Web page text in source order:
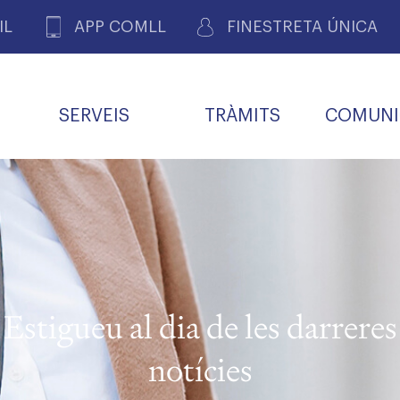
APP COMLL FINESTRETA ÚNICA
DE PACIENTS DE LLEIDA
SERVEIS TRÀMITS
DE GOVERN COMISSIÓ DEONTOLÒGICA
INFORMÀTICA I NOVES
TECNOLOGIES
DE FEINA
ALERTES
FARMACÈUTIQUES
R
CARNET METGE
COL·LEGIAT
Estigueu al dia de les darreres
notícies